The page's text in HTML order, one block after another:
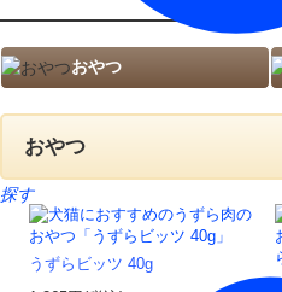
探す
おやつ
おやつ
うずらビッツ 40g